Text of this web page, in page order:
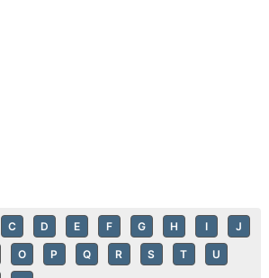
C D E F G H I J
O P Q R S T U